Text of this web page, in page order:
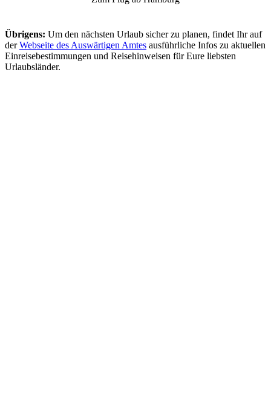
Übrigens: Um den nächsten Urlaub sicher zu planen, findet Ihr auf
derWebseite des Auswärtigen Amtes ausführliche Infos zu aktuellen
Einreisebestimmungen und Reisehinweisen für Eure liebsten
Urlaubsländer.